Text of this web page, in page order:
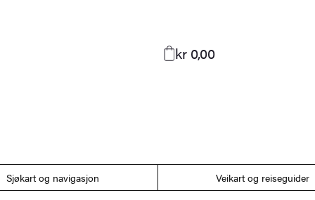
kr 0,00
Sjøkart og navigasjon Veikart og reiseguider